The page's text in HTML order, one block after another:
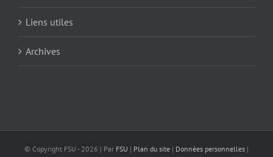
Liens utiles
Archives
© Copyright FSU - 2026 | Par FSU | Plan du site | Données personnelles |